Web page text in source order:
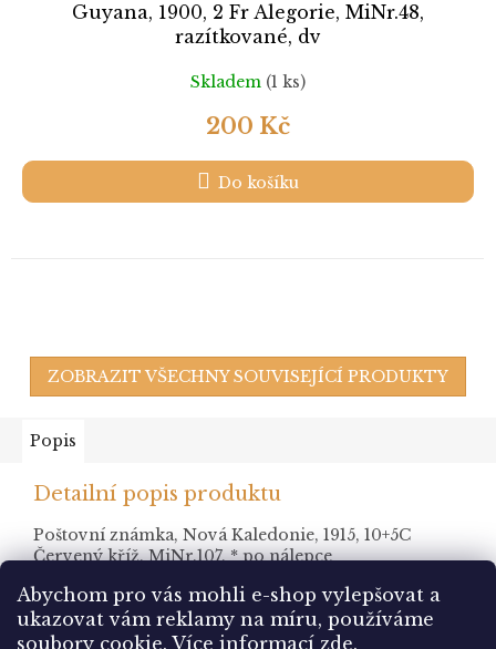
Abychom pro vás mohli e-shop vylepšovat a
ukazovat vám reklamy na míru, používáme
soubory cookie. Více informací zde.
Guyana, 1900, 2 Fr Alegorie, MiNr.48,
razítkované, dv
Skladem (1 ks)
200 Kč
Do košíku
ZOBRAZIT VŠECHNY SOUVISEJÍCÍ PRODUKTY
Popis
Detailní popis produktu
Poštovní známka, Nová Kaledonie, 1915, 10+5C
Červený kříž, MiNr.107, * po nálepce